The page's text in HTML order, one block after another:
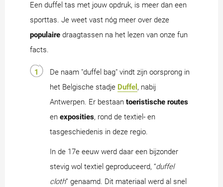
Een duffel tas met jouw opdruk, is meer dan een
sporttas. Je weet vast nóg meer over deze
populaire draagtassen na het lezen van onze fun
facts.
De naam "duffel bag" vindt zijn oorsprong in
het Belgische stadje Duffel , nabij
Antwerpen. Er bestaan toeristische routes
en exposities, rond de textiel- en
tasgeschiedenis in deze regio.
In de 17e eeuw werd daar een bijzonder
stevig wol textiel geproduceerd, “duffel
cloth” genaamd. Dit materiaal werd al snel